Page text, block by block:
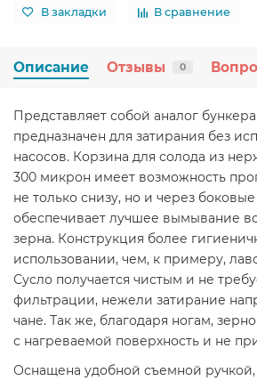
В закладки В сравнение
Описание Отзывы 0
Представляет собой аналог
предназначен для затирания без
насосов. Корзина для солода из
300 микрон имеет возможность
не только снизу, но и через боковые
обеспечивает лучшее вымывание
зерна. Конструкция более
использовании, чем, к примеру,
Сусло получается чистым и не
фильтрации, нежели затирание
чане. Так же, благодаря ногам,
с нагреваемой поверхность и не
Оснащена удобной съемной